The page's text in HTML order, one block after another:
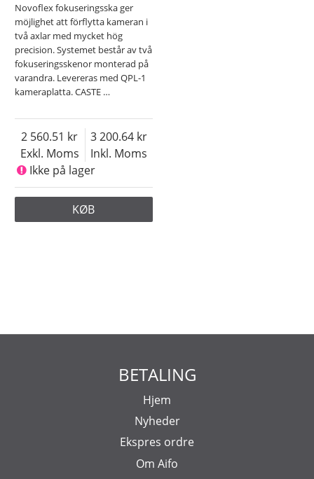
Novoflex fokuseringsska ger
möjlighet att förflytta kameran i
två axlar med mycket hög
precision. Systemet består av två
fokuseringsskenor monterad på
varandra. Levereras med QPL-1
kameraplatta. CASTE …
Exkl. Moms
2 560.51
Inkl. Moms
3 200.64
Ikke på lager
KØB
BETALING
Hjem
Nyheder
Ekspres ordre
Om Aifo